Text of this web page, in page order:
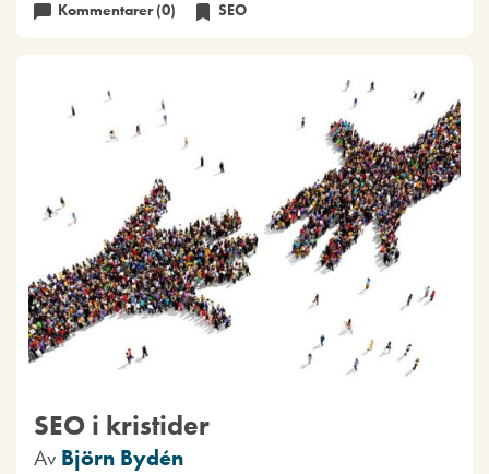
Kommentarer (0)
SEO
SEO i kristider
Av Björn Bydén